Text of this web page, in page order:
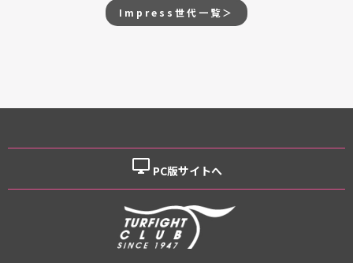
Impress世代一覧＞
desktop_windows PC版サイトへ